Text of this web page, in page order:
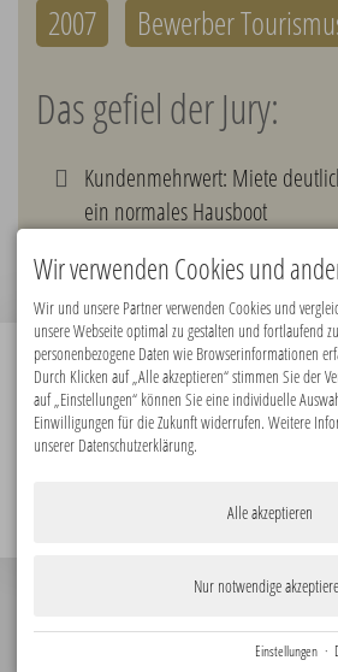
2007 Bewerber
Das gefiel der Jury:
Kundenmehrwert: Miete
ein normales Hausboot
Premiumpartner:
Wir verwenden Cookies und
Wir und unsere Partner verwenden Cookies und
unsere Webseite optimal zu gestalten und fortlaufend
personenbezogene Daten wie Browserinformationen
Durch Klicken auf „Alle akzeptieren“ stimmen Sie der
auf „Einstellungen“ können Sie eine individuelle
Einwilligungen für die Zukunft widerrufen. Weitere
unserer Datenschutzerklärung.
Alle akzeptieren
Nur notwendige
Einstellungen ·